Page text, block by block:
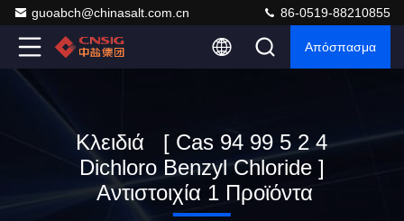
guoabch@chinasalt.com.cn 86-0519-88210855
Απόσπασμα
Κλειδιά [ Cas 94 99 5 2 4
Dichloro Benzyl Chloride ]
Αντιστοιχία 1 Προϊόντα